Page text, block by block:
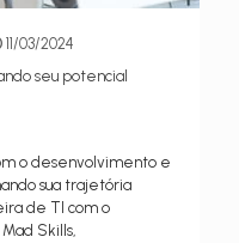
11/03/2024
seu potencial
o desenvolvimento e
sua trajetória
de TI com o
Skills,